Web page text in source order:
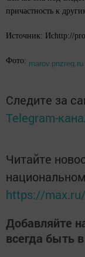
причастность к
Источник: Исhttp://
Фото: rnarov.pnzreg.ru
Следите за
Telegram-
Читайте
https://
Добавляйте
всегда быть